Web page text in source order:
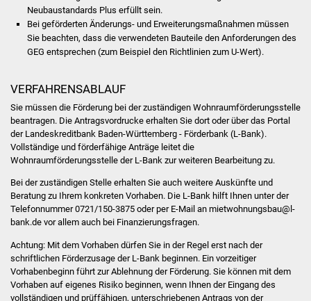
Gesundheit und Notfall
Pflege von Angehörigen
Hitzewarnung / UV-
Index
ÖPNV
Bürgerbus (MOBS)
Abfall und Entsorgung
Kultur & Freizeit
Neubaustandards Plus erfüllt sein.
Bei geförderten Änderungs- und Erweiterungsmaßnahmen müssen
Sie beachten, dass die verwendeten Bauteile den Anforderungen des
GEG entsprechen (zum Beispiel den Richtlinien zum U-Wert).
VERFAHRENSABLAUF
Sie müssen die Förderung bei der zuständigen Wohnraumförderungsstelle
beantragen. Die Antragsvordrucke erhalten Sie dort oder über das Portal
der Landeskreditbank Baden-Württemberg - Förderbank (L-Bank).
Vollständige und förderfähige Anträge leitet die
Wohnraumförderungsstelle der L-Bank zur weiteren Bearbeitung zu.
Bei der zuständigen Stelle erhalten Sie auch weitere Auskünfte und
Beratung zu Ihrem konkreten Vorhaben. Die L-Bank hilft Ihnen unter der
Telefonnummer 0721/150-3875 oder per E-Mail an mietwohnungsbau@l-
bank.de vor allem auch bei Finanzierungsfragen.
Achtung: Mit dem Vorhaben dürfen Sie in der Regel erst nach der
schriftlichen Förderzusage der L-Bank beginnen. Ein vorzeitiger
Vorhabenbeginn führt zur Ablehnung der Förderung. Sie können mit dem
Vorhaben auf eigenes Risiko beginnen, wenn Ihnen der Eingang des
vollständigen und prüffähigen, unterschriebenen Antrags von der